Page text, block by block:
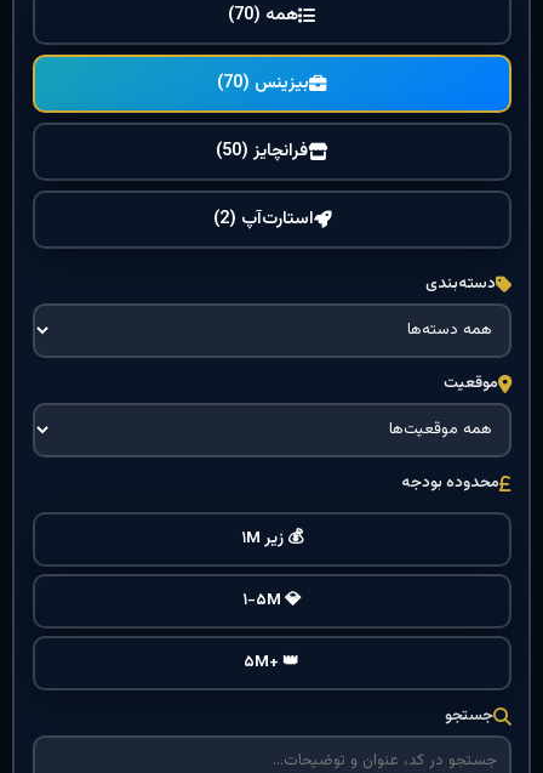
همه (70)
بیزینس (70)
فرانچایز (50)
استارت‌آپ (2)
دسته‌بندی
موقعیت
محدوده بودجه
💰 زیر ۱M
💎 ۱-۵M
👑 +۵M
جستجو